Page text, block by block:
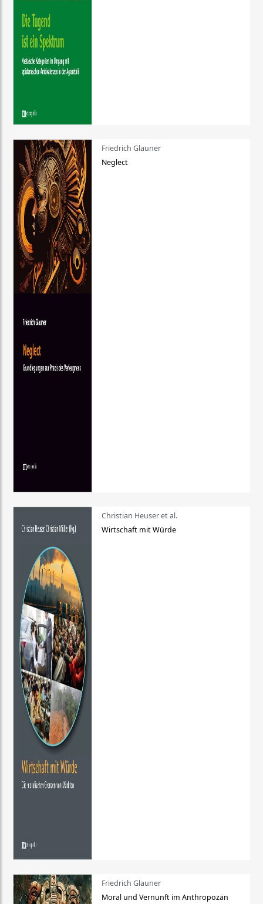
Friedrich Glauner
Neglect
Christian Heuser et al.
Wirtschaft mit Würde
Friedrich Glauner
Moral und Vernunft im Anthropozän